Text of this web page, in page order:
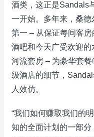
酒类，这正是Sandals
一开始。多年来，桑
第一 – 从保证每间客
酒吧和今天广受欢迎
河流套房 – 为豪华套
级酒店的细节，
人效仿。
“我们如何赚取我们的
知的全面计划的一部